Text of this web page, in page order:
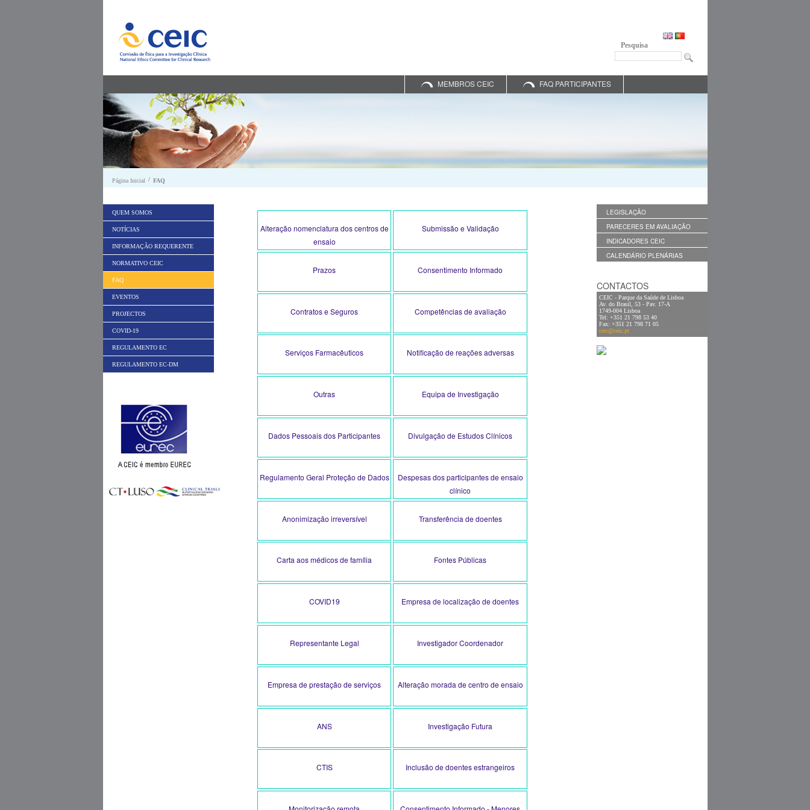
Pesquisa
MEMBROS CEIC FAQ PARTICIPANTES
Página Inicial / FAQ
QUEM SOMOS
NOTÍCIAS
INFORMAÇÃO REQUERENTE
NORMATIVO CEIC
FAQ
EVENTOS
PROJECTOS
COVID-19
REGULAMENTO EC
REGULAMENTO EC-DM
Alteração nomenclatura dos centros de
ensaio
Submissão e Validação
Prazos Consentimento Informado
Contratos e Seguros Competências de avaliação
Serviços Farmacêuticos Notificação de reações adversas
Outras Equipa de Investigação
Dados Pessoais dos Participantes Divulgação de Estudos Clínicos
Regulamento Geral Proteção de Dados
Despesas dos participantes de ensaio
clínico
Anonimização irreversível Transferência de doentes
Carta aos médicos de família Fontes Públicas
COVID19 Empresa de localização de doentes
Representante Legal Investigador Coordenador
Empresa de prestação de serviços Alteração morada de centro de ensaio
ANS Investigação Futura
CTIS Inclusão de doentes estrangeiros
LEGISLAÇÃO
PARECERES EM AVALIAÇÃO
INDICADORES CEIC
CALENDÁRIO PLENÁRIAS
CONTACTOS
CEIC - Parque da Saúde de Lisboa
Av. do Brasil, 53 - Pav. 17-A
1749-004 Lisboa
Tel: +351 21 798 53 40
Fax: +351 21 798 71 05
ceic@ceic.pt